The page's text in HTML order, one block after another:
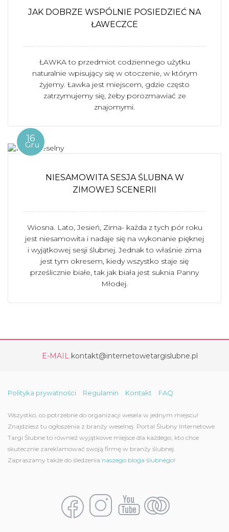
JAK DOBRZE WSPÓLNIE POSIEDZIEĆ NA
ŁAWECZCE
ŁAWKA to przedmiot codziennego użytku
naturalnie wpisujący się w otoczenie, w którym
żyjemy. Ławka jest miejscem, gdzie często
zatrzymujemy się, żeby porozmawiać ze
znajomymi.
16
Gru
NIESAMOWITA SESJA ŚLUBNA W
ZIMOWEJ SCENERII
Wiosna. Lato, Jesień, Zima- każda z tych pór roku
jest niesamowita i nadaje się na wykonanie pięknej
i wyjątkowej sesji ślubnej. Jednak to właśnie zima
jest tym okresem, kiedy wszystko staje się
prześlicznie białe, tak jak biała jest suknia Panny
Młodej.
E-MAIL kontakt@internetowetargislubne.pl
Polityka prywatności Regulamin Kontakt FAQ
Wszystko, co potrzebne do organizacji wesela w jednym miejscu!
Znajdziesz tu ogłoszenia z branży weselnej. Portal Ślubny Internetowe
Targi Ślubne to również wyjątkowe miejsce dla każdego, kto chce
skutecznie zareklamować swoją firmę w branży ślubnej.
Zapraszamy także do śledzenia naszego bloga ślubnego!